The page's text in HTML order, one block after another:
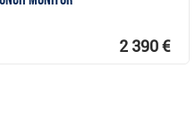
2 390 €